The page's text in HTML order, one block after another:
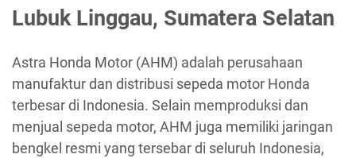
Lubuk Linggau, Sumatera Selatan
Astra Honda Motor (AHM) adalah perusahaan
manufaktur dan distribusi sepeda motor Honda
terbesar di Indonesia. Selain memproduksi dan
menjual sepeda motor, AHM juga memiliki jaringan
bengkel resmi yang tersebar di seluruh Indonesia,